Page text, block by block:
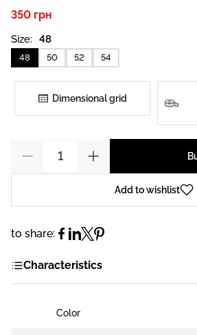
350 грн
Size: 48
48 50 52 54
Dimensional grid
Add to wishlist
to share:
Characteristics
Color